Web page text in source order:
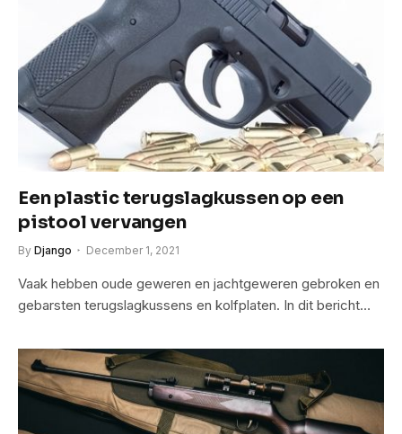
Een plastic terugslagkussen op een
pistool vervangen
By Django December 1, 2021
Vaak hebben oude geweren en jachtgeweren gebroken en
gebarsten terugslagkussens en kolfplaten. In dit bericht…